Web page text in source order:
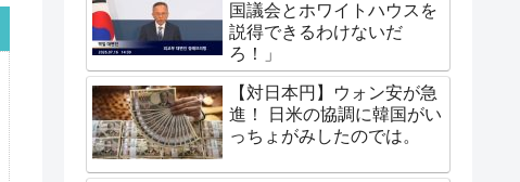
国議会とホワイトハウスを
説得できるわけないだ
ろ！」
【対日本円】ウォン安が急
進！ 日米の協調に韓国がい
っちょがみしたのでは。